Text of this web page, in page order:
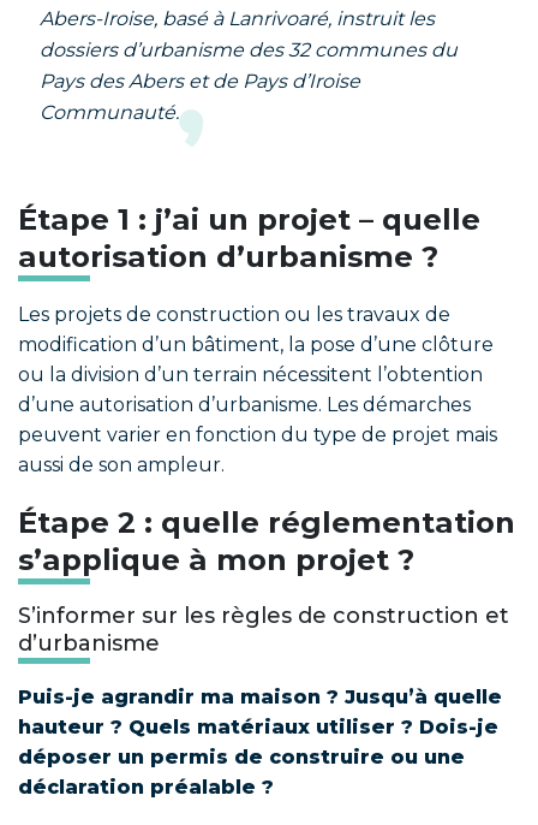
Abers-Iroise, basé à Lanrivoaré, instruit les
dossiers d’urbanisme des 32 communes du
Pays des Abers et de Pays d’Iroise
Communauté.
Étape 1 : j’ai un projet – quelle
autorisation d’urbanisme ?
Les projets de construction ou les travaux de
modification d’un bâtiment, la pose d’une clôture
ou la division d’un terrain nécessitent l’obtention
d’une autorisation d’urbanisme. Les démarches
peuvent varier en fonction du type de projet mais
aussi de son ampleur.
Étape 2 : quelle réglementation
s’applique à mon projet ?
S’informer sur les règles de construction et
d’urbanisme
Puis-je agrandir ma maison ? Jusqu’à quelle
hauteur ? Quels matériaux utiliser ? Dois-je
déposer un permis de construire ou une
déclaration préalable ?